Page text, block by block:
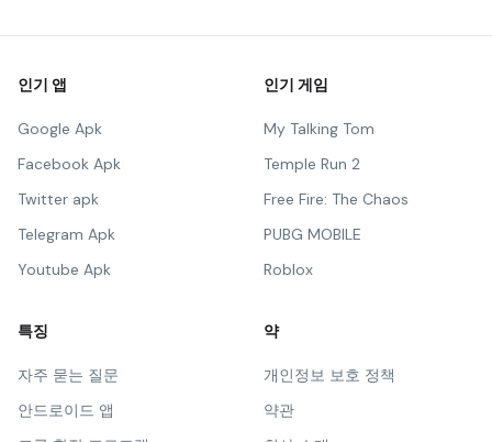
인기 앱
Google Apk
Facebook Apk
Twitter apk
Telegram Apk
Youtube Apk
인기 게임
My Talking Tom
Temple Run 2
Free Fire: The Chaos
PUBG MOBILE
Roblox
특징
자주 묻는 질문
안드로이드 앱
약
개인정보 보호 정책
약관